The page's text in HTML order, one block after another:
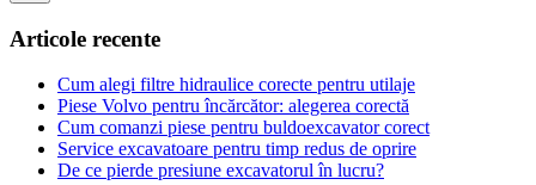
Articole recente
Cum alegi filtre hidraulice corecte pentru utilaje
Piese Volvo pentru încărcător: alegerea corectă
Cum comanzi piese pentru buldoexcavator corect
Service excavatoare pentru timp redus de oprire
De ce pierde presiune excavatorul în lucru?